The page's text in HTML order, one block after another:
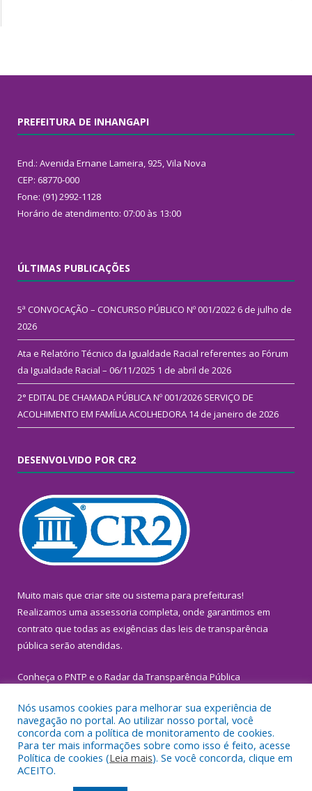
PREFEITURA DE INHANGAPI
End.: Avenida Ernane Lameira, 925, Vila Nova
CEP: 68770-000
Fone: (91) 2992-1128
Horário de atendimento: 07:00 às 13:00
ÚLTIMAS PUBLICAÇÕES
5ª CONVOCAÇÃO – CONCURSO PÚBLICO Nº 001/2022 6 de julho de
2026
Ata e Relatório Técnico da Igualdade Racial referentes ao Fórum
da Igualdade Racial – 06/11/2025 1 de abril de 2026
2° EDITAL DE CHAMADA PÚBLICA Nº 001/2026 SERVIÇO DE
ACOLHIMENTO EM FAMÍLIA ACOLHEDORA 14 de janeiro de 2026
DESENVOLVIDO POR CR2
Muito mais que criar site ou sistema para prefeituras!
Realizamos uma assessoria completa, onde garantimos em
contrato que todas as exigências das leis de transparência
pública serão atendidas.
Conheça o PNTP e o Radar da Transparência Pública
Todos os direitos reservados a Prefeitura Municipal de
Inhangapi.
Nós usamos cookies para melhorar sua experiência de
navegação no portal. Ao utilizar nosso portal, você
concorda com a política de monitoramento de cookies.
Para ter mais informações sobre como isso é feito, acesse
Política de cookies (Leia mais). Se você concorda, clique em
ACEITO.